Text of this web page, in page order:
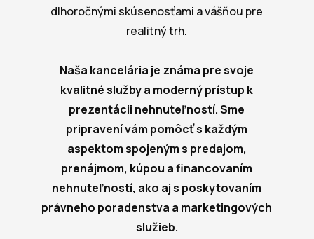
dlhoročnými skúsenosťami a vášňou pre
realitný trh.
Naša kancelária je známa pre svoje
kvalitné služby a moderný prístup k
prezentácii nehnuteľností. Sme
pripravení vám pomôcť s každým
aspektom spojeným s predajom,
prenájmom, kúpou a financovaním
nehnuteľností, ako aj s poskytovaním
právneho poradenstva a marketingových
služieb.